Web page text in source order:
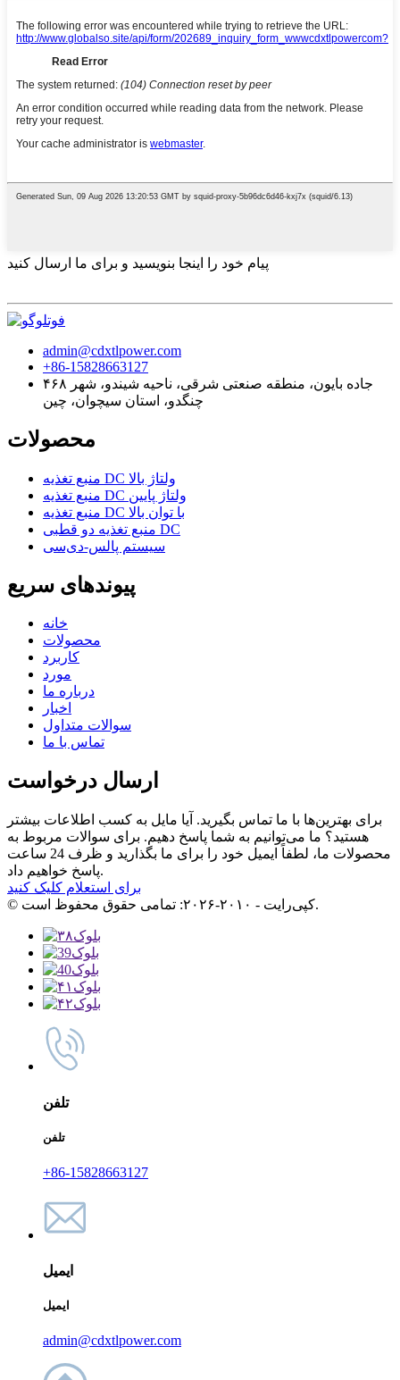
پیام خود را اینجا بنویسید و برای ما ارسال کنید
admin@cdxtlpower.com
‎+86-15828663127‎
۴۶۸ جاده بایون، منطقه صنعتی شرقی، ناحیه شیندو، شهر
چنگدو، استان سیچوان، چین
محصولات
منبع تغذیه DC ولتاژ بالا
منبع تغذیه DC ولتاژ پایین
منبع تغذیه DC با توان بالا
منبع تغذیه دو قطبی DC
سیستم پالس-دی‌سی
پیوندهای سریع
خانه
محصولات
کاربرد
مورد
درباره ما
اخبار
سوالات متداول
تماس با ما
ارسال درخواست
برای بهترین‌ها با ما تماس بگیرید. آیا مایل به کسب اطلاعات بیشتر
هستید؟ ما می‌توانیم به شما پاسخ دهیم. برای سوالات مربوط به
محصولات ما، لطفاً ایمیل خود را برای ما بگذارید و ظرف 24 ساعت
پاسخ خواهیم داد.
برای استعلام کلیک کنید
© کپی‌رایت - ۲۰۱۰-۲۰۲۶: تمامی حقوق محفوظ است.
تلفن
تلفن
‎+86-15828663127‎
ایمیل
ایمیل
admin@cdxtlpower.com